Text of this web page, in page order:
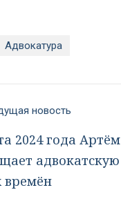
Адвокатура
новость
2024 года
времён